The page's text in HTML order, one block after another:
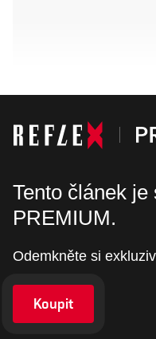
Tento článek
PREMIUM.
Odemkněte si
Koupit